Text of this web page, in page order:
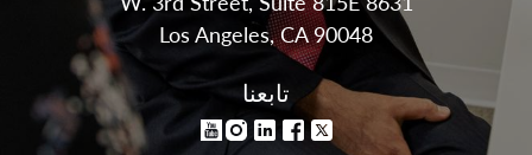
Los Angeles, CA 90048
تابعنا